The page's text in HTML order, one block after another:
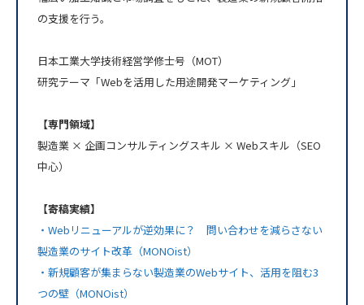
の支援を行う。
日本工業大学技術経営学修士号（MOT）
研究テーマ「Webを活用した用途開発マーケティング」
【専門領域】
製造業 × 企画コンサルティングスキル × Webスキル（SEO
中心）
【寄稿実績】
・Webリニューアルが逆効果に？ 問い合わせを減らさない
製造業のサイト改革（MONOist）
・新規顧客が集まらない製造業のWebサイト、活用を阻む3
つの壁（MONOist）